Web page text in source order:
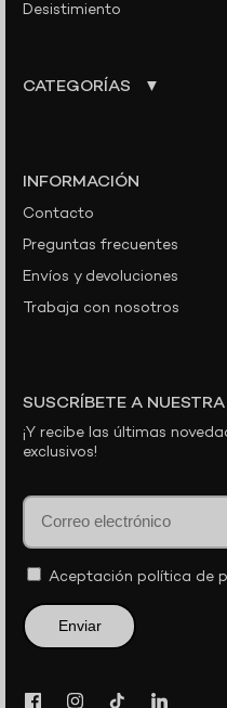
Desistimiento
CATEGORÍAS
INFORMACIÓN
Contacto
Preguntas frecuentes
Envíos y devoluciones
Trabaja con nosotros
SUSCRÍBETE A
¡Y recibe las últimas
exclusivos!
Aceptación política de
Enviar